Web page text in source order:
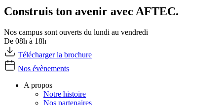
Construis ton avenir avec AFTEC.
Nos campus sont ouverts du lundi au vendredi
De 08h à 18h
Télécharger la brochure
Nos évènements
A propos
Notre histoire
Nos partenaires